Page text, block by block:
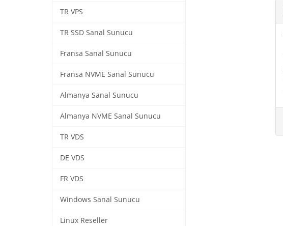
TR VPS
TR SSD Sanal Sunucu
Fransa Sanal Sunucu
Fransa NVME Sanal Sunucu
Almanya Sanal Sunucu
Almanya NVME Sanal Sunucu
TR VDS
DE VDS
FR VDS
Windows Sanal Sunucu
Linux Reseller